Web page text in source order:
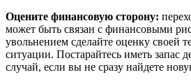
Оцените финансовую сторону:
может быть связан с финансовыми
увольнением сделайте оценку своей
ситуации. Постарайтесь иметь запас
случай, если вы не сразу найдете